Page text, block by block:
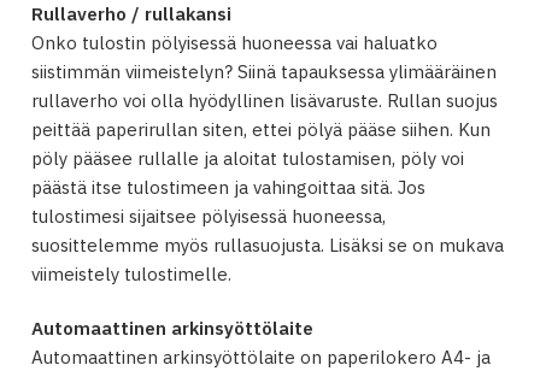
Rullaverho / rullakansi
Onko tulostin pölyisessä huoneessa vai haluatko
siistimmän viimeistelyn? Siinä tapauksessa ylimääräinen
rullaverho voi olla hyödyllinen lisävaruste. Rullan suojus
peittää paperirullan siten, ettei pölyä pääse siihen. Kun
pöly pääsee rullalle ja aloitat tulostamisen, pöly voi
päästä itse tulostimeen ja vahingoittaa sitä. Jos
tulostimesi sijaitsee pölyisessä huoneessa,
suosittelemme myös rullasuojusta. Lisäksi se on mukava
viimeistely tulostimelle.
Automaattinen arkinsyöttölaite
Automaattinen arkinsyöttölaite on paperilokero A4- ja